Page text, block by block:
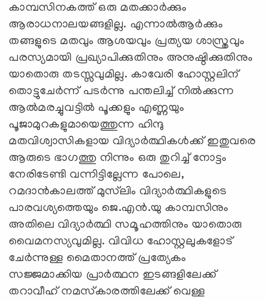
കാമ്പസിനകത്ത് ഒരു മതക്കാര്‍ക്കും
ആരാധനാലയങ്ങളില്ല. എന്നാല്‍ആര്‍ക്കും
തങ്ങളുടെ മതവും ആശയവും പ്രത്യയ ശാസ്ത്രവും
പരസ്യമായി പ്രഖ്യാപിക്കുതിനും അനുഷ്ഠിക്കുതിനും
യാതൊരു തടസ്സവുമില്ല. കാവേരി ഹോസ്റ്റലിന്
തൊട്ടുചേര്‍ന്ന് പടര്‍ന്നു പന്തലിച്ച് നില്‍ക്കുന്ന
ആല്‍മരച്ചുവട്ടില്‍ പൂക്കളും എണ്ണയും
പൂജാമുറകളുമായെത്തുന്ന ഹിന്ദു
മതവിശ്വാസികളായ വിദ്യാര്‍ത്ഥികള്‍ക്ക് ഇതുവരെ
ആരുടെ ഭാഗത്തു നിന്നും ഒരു തുറിച്ച് നോട്ടം
നേരിടേണ്ടി വന്നിട്ടില്ലേന്ന പോലെ,
റമദാന്‍കാലത്ത് മുസ്‌ലിം വിദ്യാര്‍ത്ഥികളുടെ
പാരവശ്യത്തെയും ജെ.എന്‍.യു കാമ്പസിനും
അതിലെ വിദ്യാര്‍ത്ഥി സമൂഹത്തിനും യാതൊരു
വൈമനസ്യവുമില്ല. വിവിധ ഹോസ്റ്റലുകളോട്
ചേര്‍ന്നുള്ള മൈതാനത്ത് പ്രത്യേകം
സജ്ജമാക്കിയ പ്രാര്‍ത്ഥന ഇടങ്ങളിലേക്ക്
തറാവീഹ് നമസ്‌കാരത്തിലേക്ക് വെള്ള